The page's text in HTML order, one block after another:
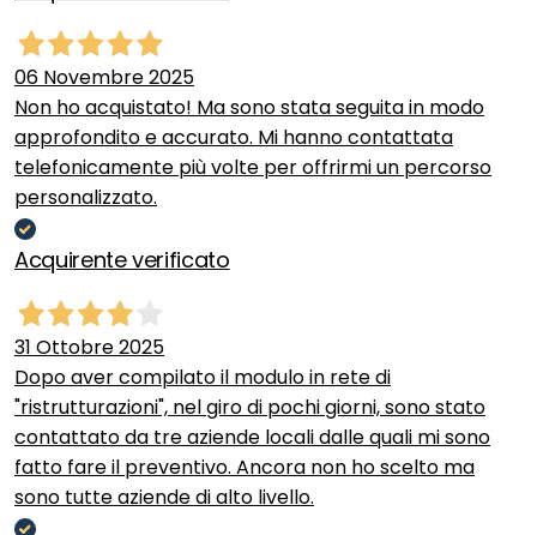
06 Novembre 2025
Non ho acquistato! Ma sono stata seguita in modo
approfondito e accurato. Mi hanno contattata
telefonicamente più volte per offrirmi un percorso
personalizzato.
Acquirente verificato
31 Ottobre 2025
Dopo aver compilato il modulo in rete di
"ristrutturazioni", nel giro di pochi giorni, sono stato
contattato da tre aziende locali dalle quali mi sono
fatto fare il preventivo. Ancora non ho scelto ma
sono tutte aziende di alto livello.